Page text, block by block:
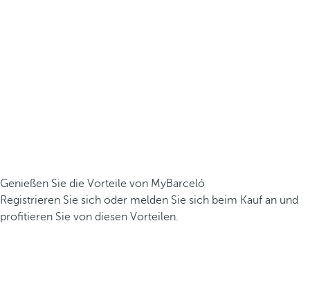
Genießen Sie die Vorteile von MyBarceló
Registrieren Sie sich oder melden Sie sich beim Kauf an und
profitieren Sie von diesen Vorteilen.